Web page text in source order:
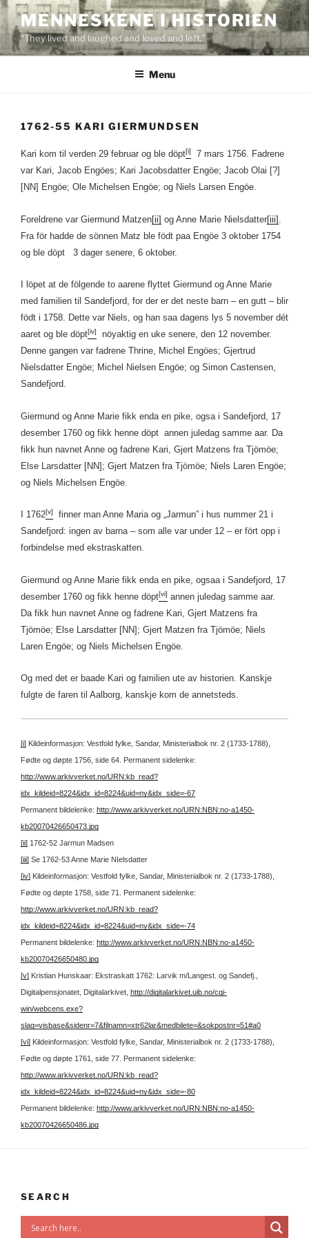
Skip
to
content
MENNESKENE I HISTORIEN
“They lived and laughed and loved and left.”
Menu
1762-55 KARI GIERMUNDSEN
Kari kom til verden 29 februar og ble döpt[i]
7 mars 1756. Fadrene
var Kari, Jacob Engöes; Kari Jacobsdatter Engöe; Jacob Olai [?]
[NN] Engöe; Ole Michelsen Engöe; og Niels Larsen Engöe.
Foreldrene var Giermund Matzen[ii] og Anne Marie Nielsdatter[iii]
Fra för hadde de sönnen Matz ble födt paa Engöe 3 oktober 1754
og ble döpt 3 dager senere, 6 oktober.
I löpet at de fölgende to aarene flyttet Giermund og Anne Marie
med familien til Sandefjord, for der er det neste barn – en gutt – blir
födt i 1758. Dette var Niels, og han saa dagens lys 5 november dét
aaret og ble döpt[iv]
nöyaktig en uke senere, den 12 november.
Denne gangen var fadrene Thrine, Michel Engöes; Gjertrud
Nielsdatter Engöe; Michel Nielsen Engöe; og Simon Castensen,
Sandefjord.
Giermund og Anne Marie fikk enda en pike, ogsa i Sandefjord, 17
desember 1760 og fikk henne döpt annen juledag samme aar. Da
fikk hun navnet Anne og fadrene Kari, Gjert Matzens fra Tjömöe;
Else Larsdatter [NN]; Gjert Matzen fra Tjömöe; Niels Laren Engöe;
og Niels Michelsen Engöe.
I 1762[v]
finner man Anne Maria og „Jarmun” i hus nummer 21 i
Sandefjord: ingen av barna – som alle var under 12 – er fört opp i
forbindelse med ekstraskatten.
Giermund og Anne Marie fikk enda en pike, ogsaa i Sandefjord, 17
desember 1760 og fikk henne döpt[vi] annen juledag samme aar.
Da fikk hun navnet Anne og fadrene Kari, Gjert Matzens fra
Tjömöe; Else Larsdatter [NN]; Gjert Matzen fra Tjömöe; Niels
Laren Engöe; og Niels Michelsen Engöe.
Og med det er baade Kari og familien ute av historien. Kanskje
fulgte de faren til Aalborg, kanskje kom de annetsteds.
[i] Kildeinformasjon: Vestfold fylke, Sandar, Ministerialbok nr. 2 (1733-1788),
Fødte og døpte 1756, side 64. Permanent sidelenke:
http://www.arkivverket.no/URN:kb_read?
idx_kildeid=8224&idx_id=8224&uid=ny&idx_side=-67
Permanent bildelenke: http://www.arkivverket.no/URN:NBN:no-a1450-
kb20070426650473.jpg
[ii] 1762-52 Jarmun Madsen
[iii] Se 1762-53 Anne Marie NIelsdatter
[iv] Kildeinformasjon: Vestfold fylke, Sandar, Ministerialbok nr. 2 (1733-1788),
Fødte og døpte 1758, side 71. Permanent sidelenke:
http://www.arkivverket.no/URN:kb_read?
idx_kildeid=8224&idx_id=8224&uid=ny&idx_side=-74
Permanent bildelenke: http://www.arkivverket.no/URN:NBN:no-a1450-
kb20070426650480.jpg
[v] Kristian Hunskaar: Ekstraskatt 1762: Larvik m/Langest. og Sandefj.,
Digitalpensjonatet, Digitalarkivet, http://digitalarkivet.uib.no/cgi-
win/webcens.exe?
slag=visbase&sidenr=7&filnamn=xtr62lar&medbilete=&sokpostnr=51#a0
[vi] Kildeinformasjon: Vestfold fylke, Sandar, Ministerialbok nr. 2 (1733-1788),
Fødte og døpte 1761, side 77. Permanent sidelenke:
http://www.arkivverket.no/URN:kb_read?
idx_kildeid=8224&idx_id=8224&uid=ny&idx_side=-80
Permanent bildelenke: http://www.arkivverket.no/URN:NBN:no-a1450-
kb20070426650486.jpg
SEARCH